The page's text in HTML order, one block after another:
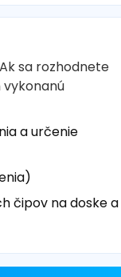
sa rozhodnete
a určenie
čipov na doske a